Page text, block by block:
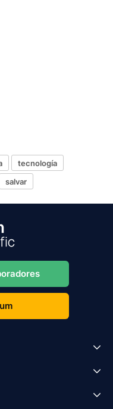
tecnología
salvar